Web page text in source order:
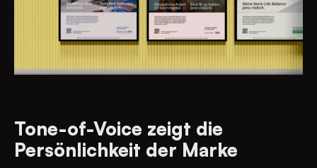
Tone-of-Voice zeigt die
Persönlichkeit der Marke